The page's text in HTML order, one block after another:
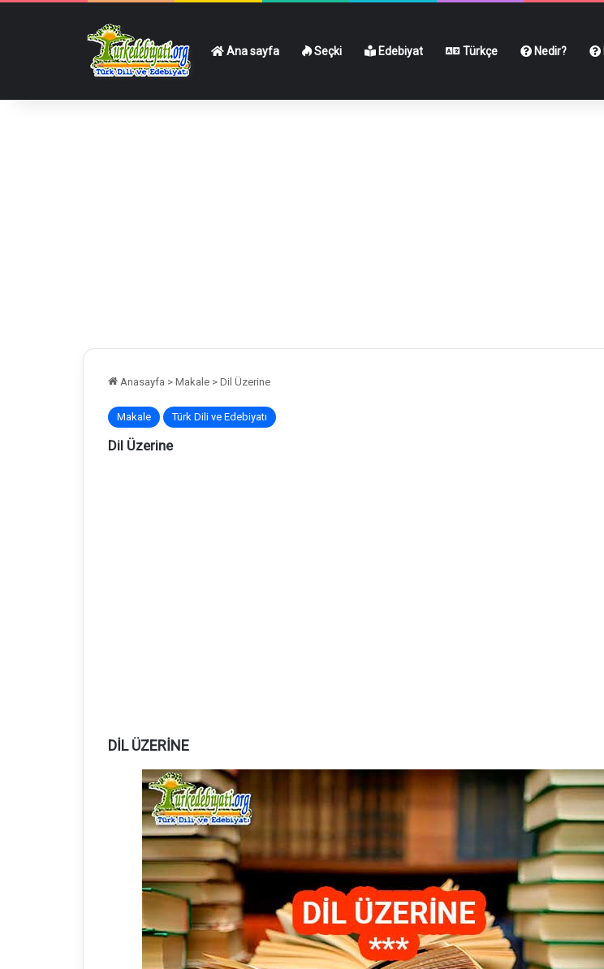
Ana sayfa Seçki Edebiyat Türkçe Nedir?
Anasayfa > Makale > Dil Üzerine
Makale Türk Dili ve Edebiyatı
Dil Üzerine
DİL ÜZERİNE